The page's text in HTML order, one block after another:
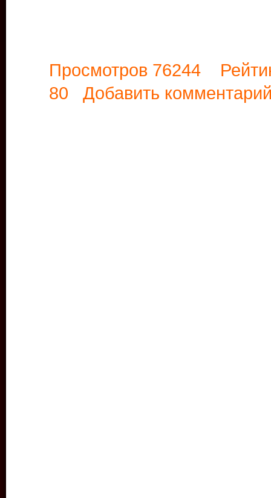
Просмотров 76244
80 Добавить